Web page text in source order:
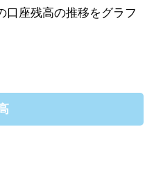
口座残高の推移をグラフ